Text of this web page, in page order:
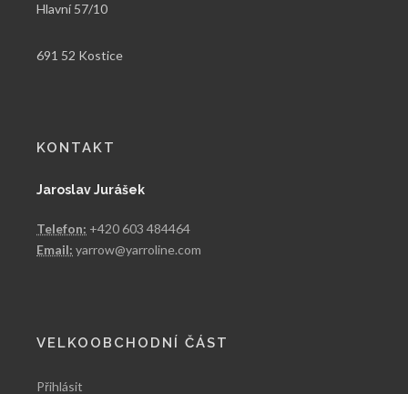
Hlavní 57/10
691 52 Kostice
KONTAKT
Jaroslav Jurášek
Telefon: +420 603 484464
Email: yarrow@yarroline.com
VELKOOBCHODNÍ ČÁST
Přihlásit